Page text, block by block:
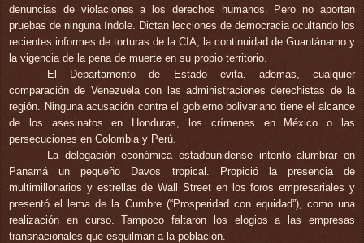
denuncias de violaciones a los derechos humanos. Pero no aportan
pruebas de ninguna índole. Dictan lecciones de democracia ocultando los
recientes informes de torturas de la CIA, la continuidad de Guantánamo y
la vigencia de la pena de muerte en su propio territorio.
El Departamento de Estado evita, además, cualquier
comparación de Venezuela con las administracionesderechistas de la
región. Ninguna acusación contra el gobierno bolivariano tiene el alcance
de los asesinatos en Honduras, los crímenes en México o las
persecuciones en Colombia y Perú.
La delegación económica estadounidense intentó alumbrar en
Panamá un pequeño Davos tropical. Propició la presencia de
multimillonarios y estrellas de Wall Street en los foros empresariales y
presentó el lema de la Cumbre (“Prosperidad con equidad”), como una
realización en curso. Tampoco faltaron los elogios a las empresas
transnacionales que esquilman a la población.